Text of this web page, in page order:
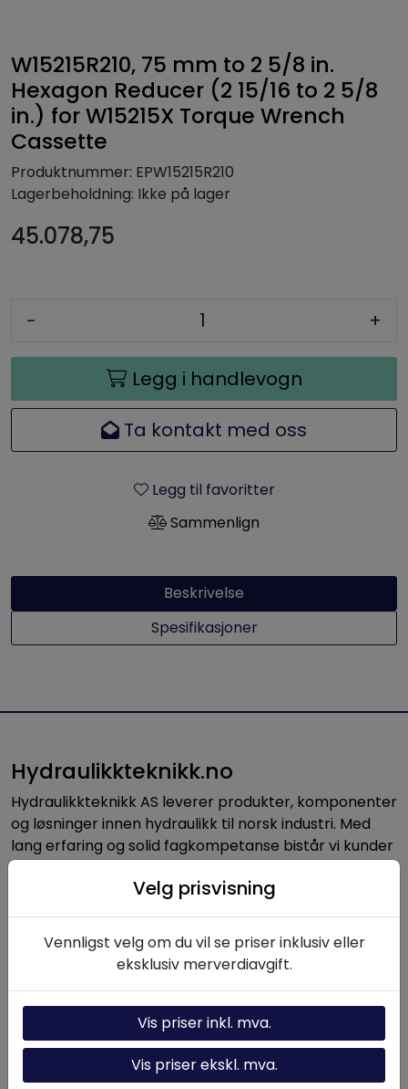
W15215R210, 75 mm to 2 5/8 in.
Hexagon Reducer (2 15/16 to 2 5/8
in.) for W15215X Torque Wrench
Cassette
Produktnummer: EPW15215R210
Lagerbeholdning: Ikke på lager
45.078,75
- +
Legg i handlevogn
Ta kontakt med oss
Legg til favoritter
Sammenlign
Beskrivelse
Spesifikasjoner
Hydraulikkteknikk.no
Hydraulikkteknikk AS leverer produkter, komponenter
og løsninger innen hydraulikk til norsk industri. Med
lang erfaring og solid fagkompetanse bistår vi kunder
med alt fra enkeltkomponenter til komplette
hydrauliske systemer.
Nyttige linker
Hydraulikk-kalkulator
Velg prisvisning
Vennligst velg om du vil se priser inklusiv eller
eksklusiv merverdiavgift.
Vis priser inkl. mva.
Vis priser ekskl. mva.